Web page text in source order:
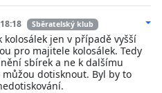
Sběratelský klub
kolosálek jen v případě vyšší
pro majitele kolosálek. Tedy
sbírek a ne k dalšímu
dotisknout. Byl by to